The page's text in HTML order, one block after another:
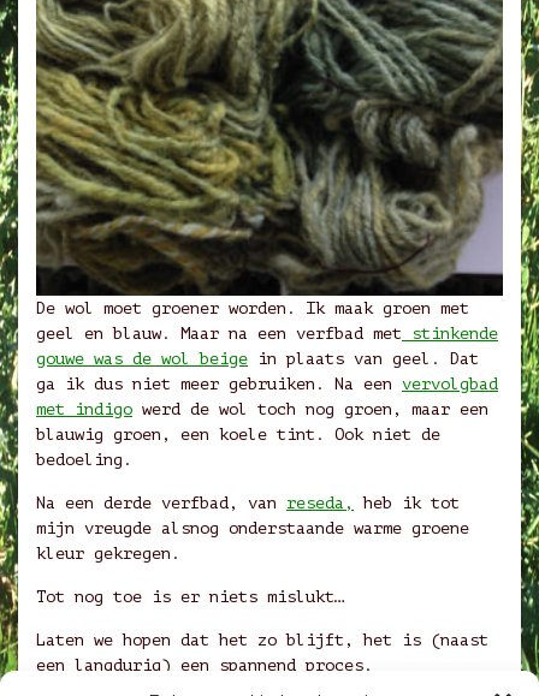
De wol moet groener worden. Ik maak groen met
geel en blauw. Maar na een verfbad met stinkende
gouwe was de wol beige in plaats van geel. Dat
ga ik dus niet meer gebruiken. Na een vervolgbad
met indigo werd de wol toch nog groen, maar een
blauwig groen, een koele tint. Ook niet de
bedoeling.
Na een derde verfbad, van reseda,
heb ik tot
mijn vreugde alsnog onderstaande warme groene
kleur gekregen.
Tot nog toe is er niets mislukt…
Laten we hopen dat het zo blijft, het is (naast
een langdurig) een spannend proces.